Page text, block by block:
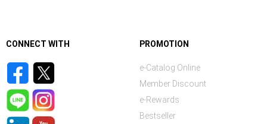
CONNECT WITH PROMOTION
e-Catalog Online
Member Discount
e-Rewards
Bestseller